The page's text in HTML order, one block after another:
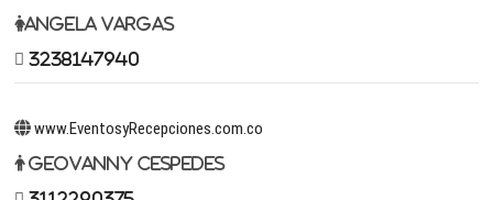
Angela Vargas
3238147940
www.EventosyRecepciones.com.co
Geovanny Cespedes